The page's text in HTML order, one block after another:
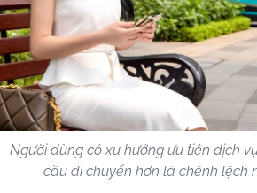
Người dùng có xu hướng ưu tiên dịch
cầu di chuyển hơn là chênh lệch